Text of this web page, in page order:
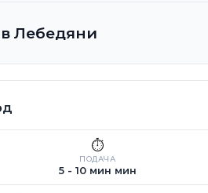
Лебедяни
⏱️
ПОДАЧА
5 - 10 мин мин